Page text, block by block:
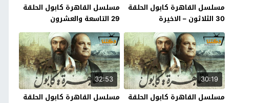
مسلسل القاهرة كابول الحلقة
30 الثلاثون – الاخيرة
مسلسل القاهرة كابول الحلقة
29 التاسعة والعشرون
30:19
مسلسل القاهرة كابول الحلقة
32:53
مسلسل القاهرة كابول الحلقة